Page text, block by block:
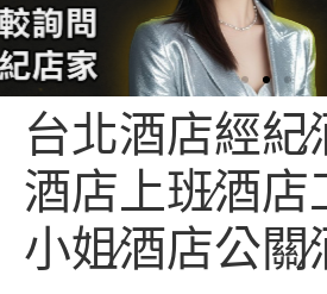
酒店兼直
台北酒店經紀∕
酒店上班∕酒店
小姐∕酒店公關